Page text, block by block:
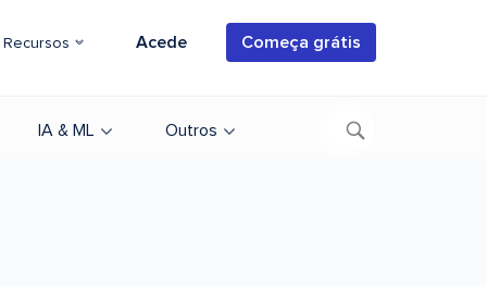
Recursos Acede Começa grátis
IA & ML Outros